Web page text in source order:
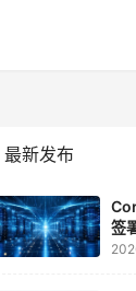
最新发布
签
一